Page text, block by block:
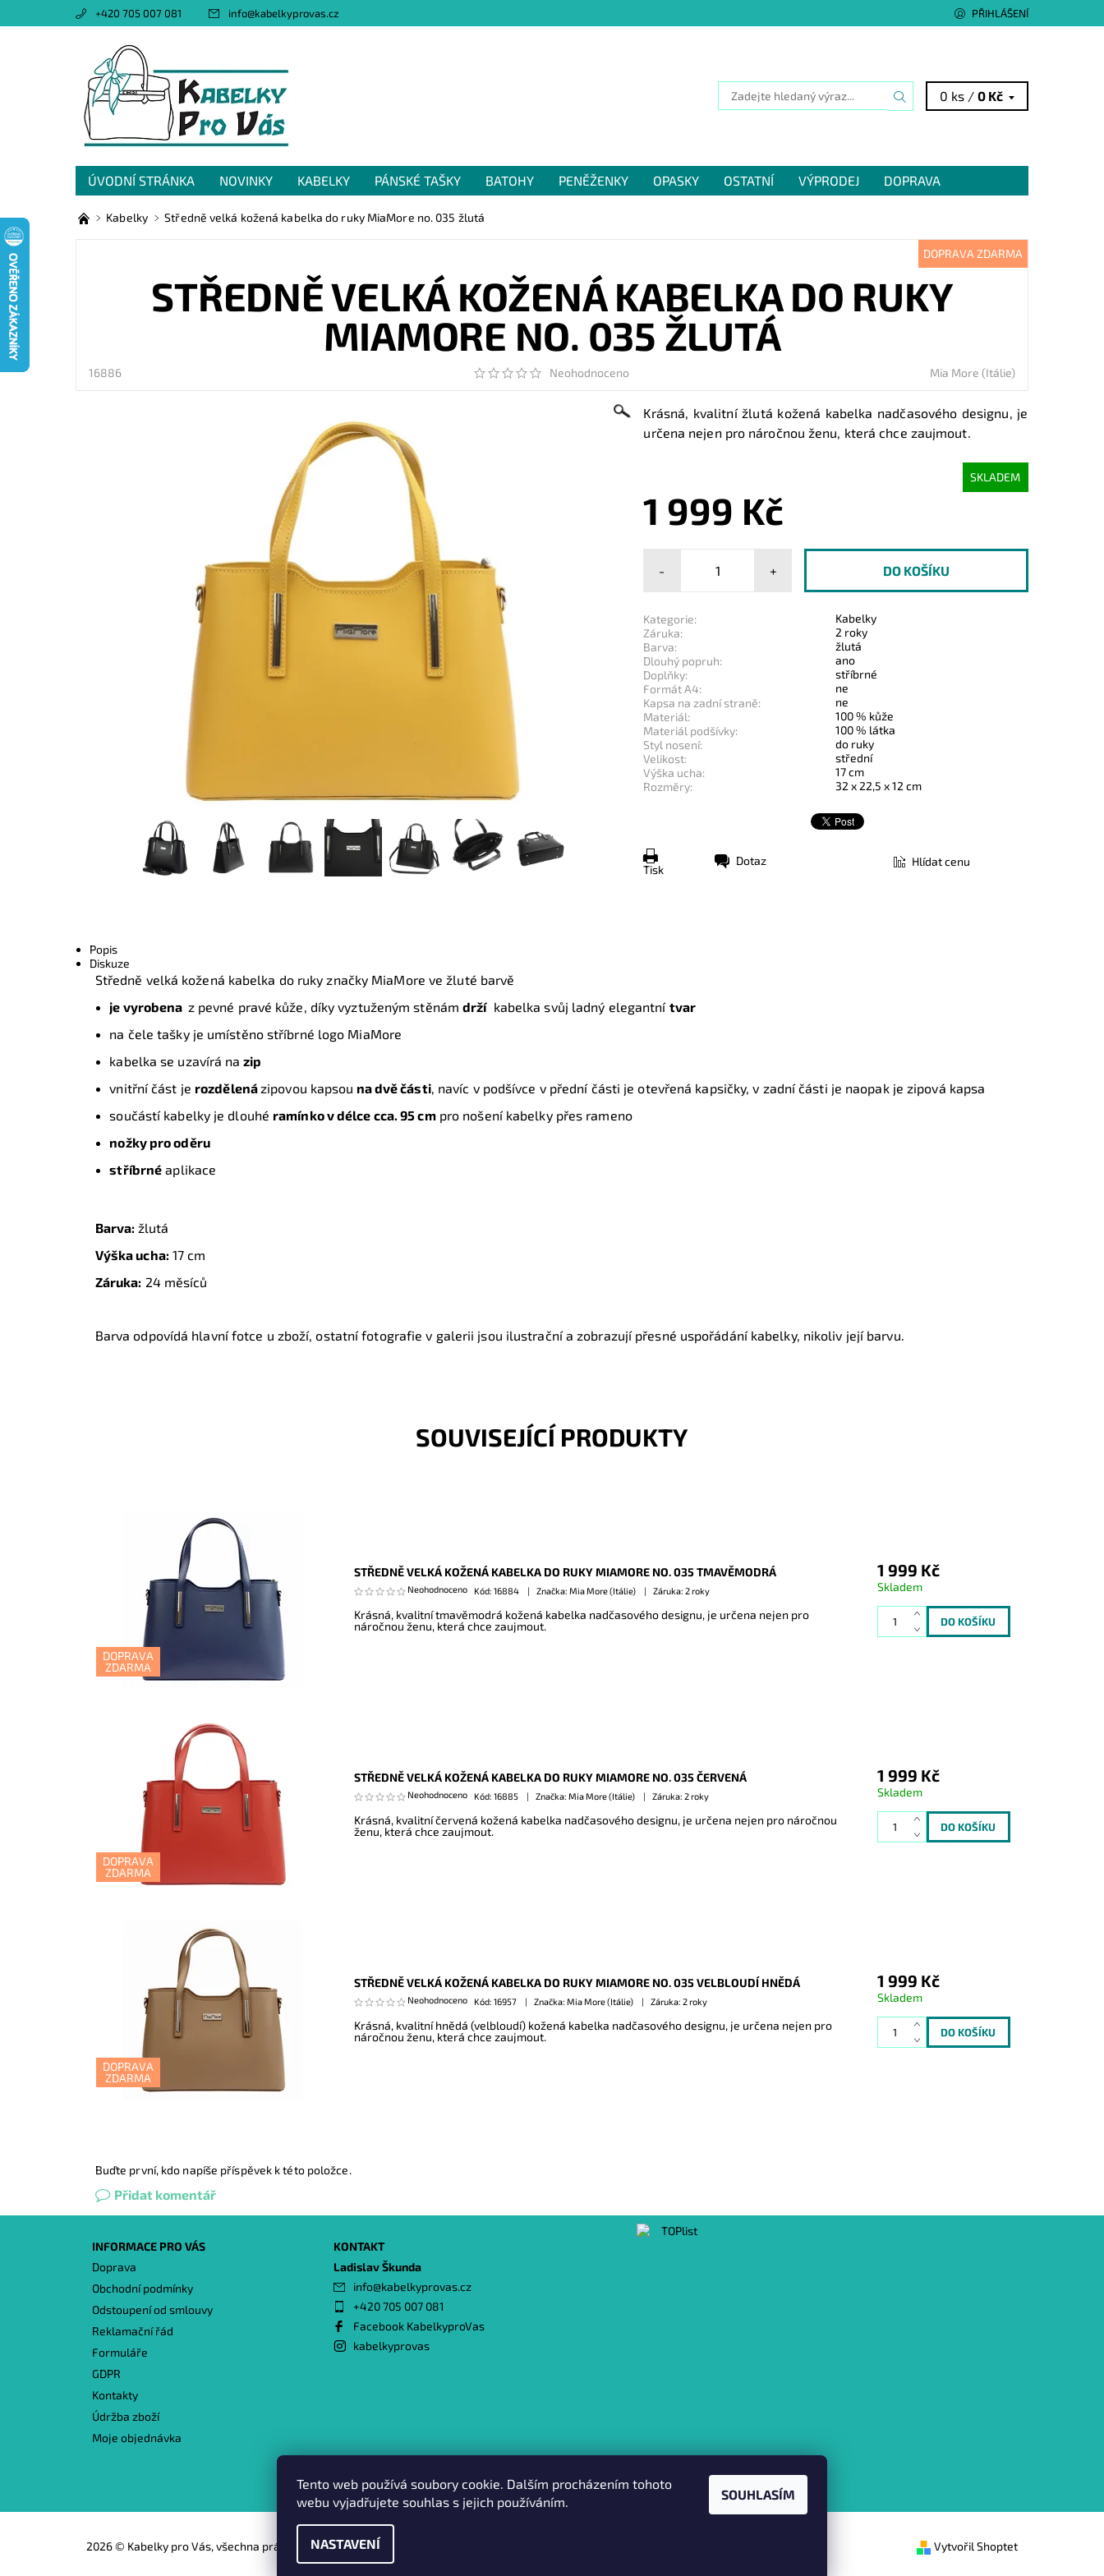
+420 705 007 081 info@kabelkyprovas.cz PŘIHLÁŠENÍ
0 ks /0 Kč
ÚVODNÍ STRÁNKA NOVINKY KABELKY PÁNSKÉ TAŠKY BATOHY PENĚŽENKY OPASKY OSTATNÍ VÝPRODEJ
DOPRAVA
OBCHODNÍ PODMÍNKY
GDPR NAPIŠTE NÁM
Kabelky Středně velká kožená kabelka do ruky MiaMore no. 035 žlutá
DOPRAVA ZDARMA
STŘEDNĚ VELKÁ KOŽENÁ KABELKA DO RUKY
MIAMORE NO. 035 ŽLUTÁ
16886 Neohodnoceno Mia More (Itálie)
Krásná, kvalitní žlutá kožená kabelka nadčasového designu, je
určena nejen pro náročnou ženu, která chce zaujmout.
SKLADEM
1 999 Kč
- +
Kategorie:
Kabelky
Záruka:
2 roky
Barva:
žlutá
Dlouhý popruh:
ano
Doplňky:
stříbrné
Formát A4:
ne
Kapsa na zadní straně:
ne
Materiál:
100 % kůže
Materiál podšívky:
100 % látka
Styl nosení:
do ruky
Velikost:
střední
Výška ucha:
17 cm
Rozměry:
32 x 22,5 x 12 cm
Tisk
Dotaz Hlídat cenu
Popis
Diskuze
Středně velká kožená kabelka do ruky značky MiaMore ve žluté barvě
je vyrobena z pevné pravé kůže, díky vyztuženým stěnámdržíkabelka svůj ladný elegantní tvar
na čele tašky je umístěno stříbrné logo MiaMore
kabelka se uzavírá na zip
vnitřní část je rozdělenázipovou kapsou na dvě části, navíc v podšívce v přední části je otevřená kapsičky, v zadní části je naopak je zipová kapsa
součástí kabelky je dlouhé ramínko v délce cca. 95 cmpro nošení kabelky přes rameno
nožky pro oděru
stříbrné aplikace
Barva: žlutá
Výška ucha:17 cm
Záruka: 24 měsíců
Barva odpovídá hlavní fotce u zboží, ostatní fotografie v galerii jsou ilustrační a zobrazují přesné uspořádání kabelky, nikoliv její barvu.
SOUVISEJÍCÍ PRODUKTY
DOPRAVA
ZDARMA
STŘEDNĚ VELKÁ KOŽENÁ KABELKA DO RUKY MIAMORE NO. 035 TMAVĚMODRÁ
Neohodnoceno Kód: 16884 Značka: Mia More (Itálie) Záruka: 2 roky
Krásná, kvalitní tmavěmodrá kožená kabelka nadčasového designu, je určena nejen pro
náročnou ženu, která chce zaujmout.
1 999 Kč
Skladem
DOPRAVA
ZDARMA
STŘEDNĚ VELKÁ KOŽENÁ KABELKA DO RUKY MIAMORE NO. 035 ČERVENÁ
Neohodnoceno Kód: 16885 Značka: Mia More (Itálie) Záruka: 2 roky
Krásná, kvalitní červená kožená kabelka nadčasového designu, je určena nejen pro náročnou
ženu, která chce zaujmout.
1 999 Kč
Skladem
DOPRAVA
ZDARMA
STŘEDNĚ VELKÁ KOŽENÁ KABELKA DO RUKY MIAMORE NO. 035 VELBLOUDÍ HNĚDÁ
Neohodnoceno Kód: 16957 Značka: Mia More (Itálie) Záruka: 2 roky
Krásná, kvalitní hnědá (velbloudí) kožená kabelka nadčasového designu, je určena nejen pro
náročnou ženu, která chce zaujmout.
1 999 Kč
Skladem
Buďte první, kdo napíše příspěvek k této položce.
Přidat komentář
INFORMACE PRO VÁS
Doprava
Obchodní podmínky
Odstoupení od smlouvy
Reklamační řád
Formuláře
GDPR
Kontakty
Údržba zboží
Moje objednávka
KONTAKT
Ladislav Škunda
info@kabelkyprovas.cz
+420 705 007 081
Facebook KabelkyproVas
kabelkyprovas
Heureka.cz | Zboží.cz | Oázakabelek
2026 © Kabelky pro Vás, všechna práva vyhrazena Vytvořil Shoptet
Tento web používá soubory cookie. Dalším procházením tohoto
webu vyjadřujete souhlas s jejich používáním.
NASTAVENÍ
SOUHLASÍM